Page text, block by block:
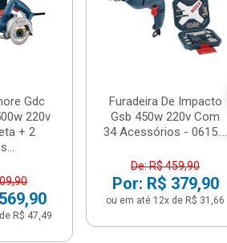
Gdc
220v
+ 2
R$ 47,49
Furadeira De Impacto
Gsb 450w 220v Com
34 Acessórios - 0615....
De: R$ 459,90
Por: R$ 379,90
ou em até 12x de R$ 31,66